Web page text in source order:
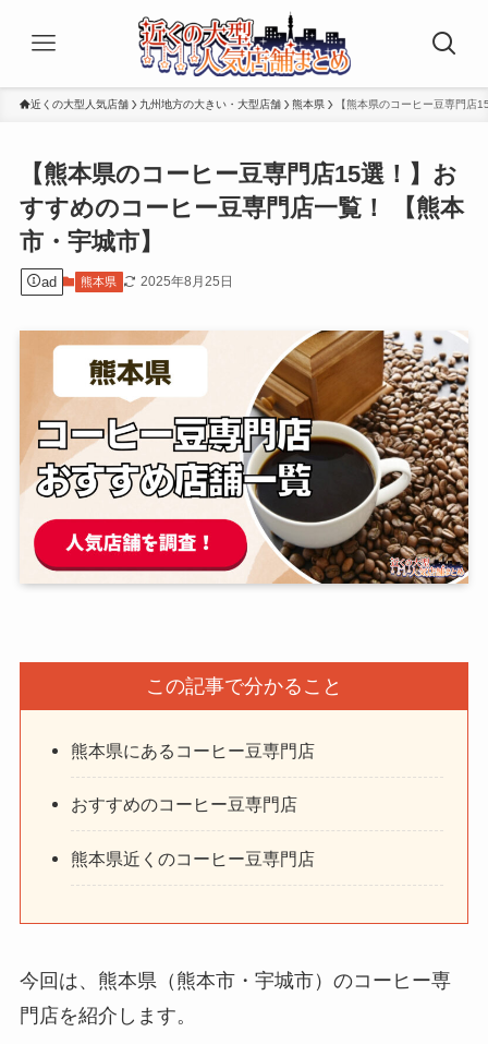
近くの大型人気店舗 九州地方の大きい・大型店舗 熊本県 【熊本県のコーヒー豆専門店
【熊本県のコーヒー豆専門店15選！】お
すすめのコーヒー豆専門店一覧！ 【熊本
市・宇城市】
ad 熊本県 2025年8月25日
この記事で分かること
熊本県にあるコーヒー豆専門店
おすすめのコーヒー豆専門店
熊本県近くのコーヒー豆専門店
今回は、熊本県（熊本市・宇城市）のコーヒー専
門店を紹介します。